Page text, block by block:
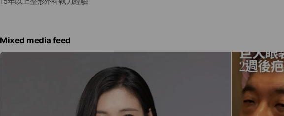
Mixed media feed